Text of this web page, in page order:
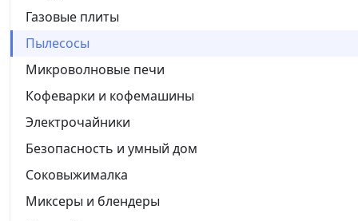
Газовые плиты
Пылесосы
Микроволновые печи
Кофеварки и кофемашины
Электрочайники
Безопасность и умный дом
Соковыжималка
Миксеры и блендеры